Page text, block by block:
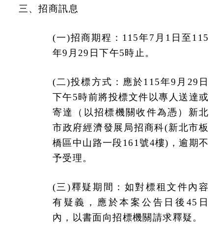
三、招商訊息
(一)招商期程：115年7月1日至115
年9月29日下午5時止。
(二)投標方式：應於115年9月29日
下午5時前將投標文件以專人送達或
寄達（以招標機關收件為憑）新北
市政府經濟發展局招商科(新北市板
橋區中山路一段161號4樓)，逾期不
予受理。
(三)釋疑期間：如對標租文件內容
有疑義，應於本案公告日後45日
內，以書面向招標機關請求釋疑。